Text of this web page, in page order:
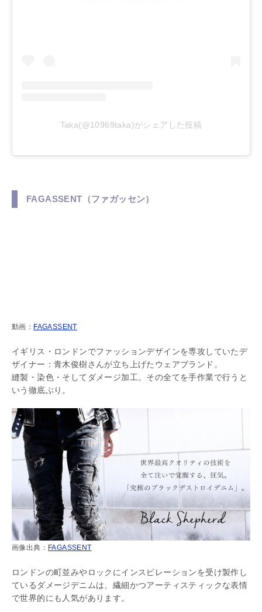
Taka(@10969taka)がシェアした投稿
FAGASSENT（ファガッセン）
動画： FAGASSENT
イギリス・ロンドンでファッションデザインを専攻していたデ
ザイナー：青木俊樹さんが立ち上げたウェアブランド。
縫製・染色・そしてダメージ加工。その全てを手作業で行うと
いう徹底ぶり。
画像出典： FAGASSENT
ロンドンの町並みやロックにインスピレーションを受け製作し
ているダメージデニムは、繊細かつアーティスティックな表情
で世界的にも人気があります。